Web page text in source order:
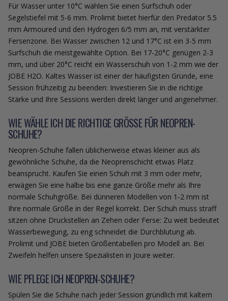
Für Wasser unter 10°C wählen Sie einen Surfschuh oder
Segelstiefel mit 5-6 mm. Prolimit bietet hierfür den Predator 5.5
mm Armoured und den Hydrogen 6/5 mm an, mit verstärkter
Fersenzone. Bei Wasser zwischen 12 und 17°C ist ein 3-5 mm
Surfschuh die meistgewählte Option. Bei 17-20°C genügen 2-3
mm, und über 20°C reicht ein Wasserschuh von 1-2 mm wie der
JOBE H2O. Kaltes Wasser ist einer der häufigsten Gründe, eine
Session frühzeitig zu beenden: Investieren Sie in die richtige
Stärke und Ihre Sessions werden direkt länger und angenehmer.
WIE WÄHLE ICH DIE RICHTIGE GRÖSSE FÜR NEOPREN-S
CHUHE?
Neopren-Schuhe fallen üblicherweise etwas kleiner aus als
gewöhnliche Schuhe, da die Neoprenschicht etwas Platz
beansprucht. Kaufen Sie einen Schuh mit 3 mm oder mehr,
erwägen Sie eine halbe bis eine ganze Größe mehr als Ihre
normale Schuhgröße. Bei dünneren Modellen von 1-2 mm ist
Ihre normale Größe in der Regel korrekt. Der Schuh muss straff
sitzen ohne Druckstellen an Zehen oder Ferse: Zu weit bedeutet
Wasserbewegung, zu eng schneidet die Durchblutung ab.
Prolimit und JOBE bieten Größentabellen pro Modell an. Bei
Zweifeln helfen unsere Spezialisten in Joure weiter.
WIE PFLEGE ICH NEOPREN-SCHUHE?
Spülen Sie die Schuhe nach jeder Session gründlich mit kaltem